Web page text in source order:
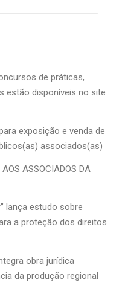
de práticas,
estão disponíveis no site
exposição e venda de
associados(as)
ASSOCIADOS DA
lança estudo sobre
a proteção dos direitos
obra jurídica
da produção regional